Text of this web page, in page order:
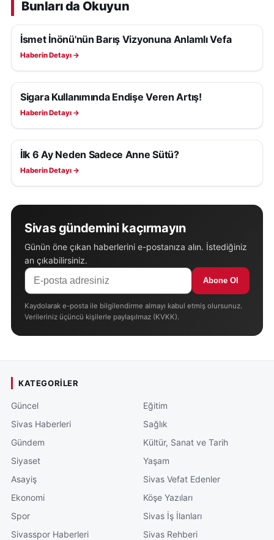
Bunları da Okuyun
SAĞLIK
İsmet İnönü'nün Barış Vizyonuna Anlamlı Vefa
Haberin Detayı →
SAĞLIK
Sigara Kullanımında Endişe Veren Artış!
Haberin Detayı →
SAĞLIK
İlk 6 Ay Neden Sadece Anne Sütü?
Haberin Detayı →
Sivas gündemini kaçırmayın
Günün öne çıkan haberlerini e-postanıza alın. İstediğiniz
an çıkabilirsiniz.
Abone Ol
Kaydolarak e-posta ile bilgilendirme almayı kabul etmiş olursunuz.
Verileriniz üçüncü kişilerle paylaşılmaz (KVKK).
KATEGORILER
Güncel
Sivas Haberleri
Gündem
Siyaset
Asayiş
Ekonomi
Spor
Sivasspor Haberleri
Eğitim
Sağlık
Kültür, Sanat ve Tarih
Yaşam
Sivas Vefat Edenler
Köşe Yazıları
Sivas İş İlanları
Sivas Rehberi